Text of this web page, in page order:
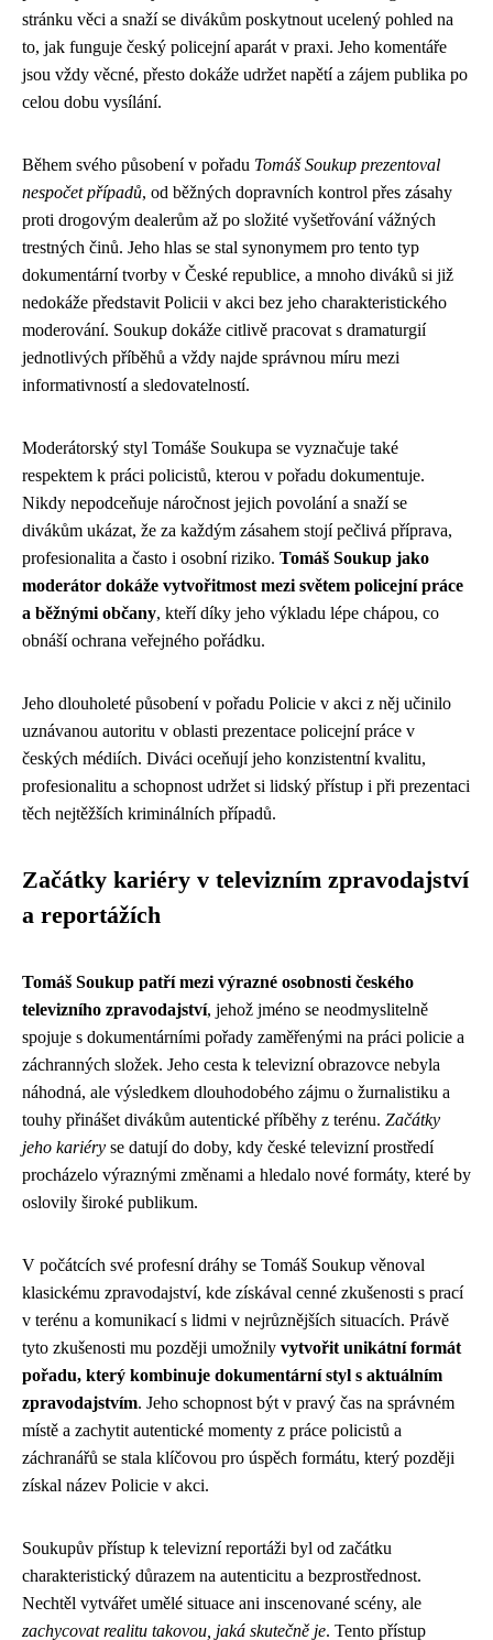
stránku věci a snaží se divákům poskytnout ucelený pohled na
to, jak funguje český policejní aparát v praxi. Jeho komentáře
jsou vždy věcné, přesto dokáže udržet napětí a zájem publika po
celou dobu vysílání.
Během svého působení v pořadu Tomáš Soukup prezentoval
nespočet případů, od běžných dopravních kontrol přes zásahy
proti drogovým dealerům až po složité vyšetřování vážných
trestných činů. Jeho hlas se stal synonymem pro tento typ
dokumentární tvorby v České republice, a mnoho diváků si již
nedokáže představit Policii v akci bez jeho charakteristického
moderování. Soukup dokáže citlivě pracovat s dramaturgií
jednotlivých příběhů a vždy najde správnou míru mezi
informativností a sledovatelností.
Moderátorský styl Tomáše Soukupa se vyznačuje také
respektem k práci policistů, kterou v pořadu dokumentuje.
Nikdy nepodceňuje náročnost jejich povolání a snaží se
divákům ukázat, že za každým zásahem stojí pečlivá příprava,
profesionalita a často i osobní riziko. Tomáš Soukup jako
moderátor dokáže vytvořitmost mezi světem policejní práce
a běžnými občany, kteří díky jeho výkladu lépe chápou, co
obnáší ochrana veřejného pořádku.
Jeho dlouholeté působení v pořadu Policie v akci z něj učinilo
uznávanou autoritu v oblasti prezentace policejní práce v
českých médiích. Diváci oceňují jeho konzistentní kvalitu,
profesionalitu a schopnost udržet si lidský přístup i při prezentaci
těch nejtěžších kriminálních případů.
Začátky kariéry v televizním zpravodajství
a reportážích
Tomáš Soukup patří mezi výrazné osobnosti českého
televizního zpravodajství, jehož jméno se neodmyslitelně
spojuje s dokumentárními pořady zaměřenými na práci policie a
záchranných složek. Jeho cesta k televizní obrazovce nebyla
náhodná, ale výsledkem dlouhodobého zájmu o žurnalistiku a
touhy přinášet divákům autentické příběhy z terénu. Začátky
jeho kariéry se datují do doby, kdy české televizní prostředí
procházelo výraznými změnami a hledalo nové formáty, které by
oslovily široké publikum.
V počátcích své profesní dráhy se Tomáš Soukup věnoval
klasickému zpravodajství, kde získával cenné zkušenosti s prací
v terénu a komunikací s lidmi v nejrůznějších situacích. Právě
tyto zkušenosti mu později umožnily vytvořit unikátní formát
pořadu, který kombinuje dokumentární styl s aktuálním
zpravodajstvím. Jeho schopnost být v pravý čas na správném
místě a zachytit autentické momenty z práce policistů a
záchranářů se stala klíčovou pro úspěch formátu, který později
získal název Policie v akci.
Soukupův přístup k televizní reportáži byl od začátku
charakteristický důrazem na autenticitu a bezprostřednost.
Nechtěl vytvářet umělé situace ani inscenované scény, ale
zachycovat realitu takovou, jaká skutečně je. Tento přístup